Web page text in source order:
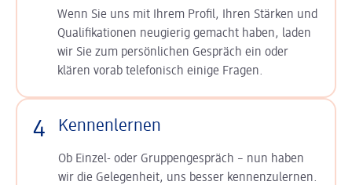
Wenn Sie uns mit Ihrem Profil, Ihren Stärken und
Qualifikationen neugierig gemacht haben, laden
wir Sie zum persönlichen Gespräch ein oder
klären vorab telefonisch einige Fragen.
4 Kennenlernen
Ob Einzel- oder Gruppengespräch – nun haben
wir die Gelegenheit, uns besser kennenzulernen.